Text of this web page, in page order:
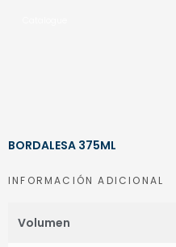
BORDALESA 375ML
INFORMACIÓN ADICIONAL
Volumen